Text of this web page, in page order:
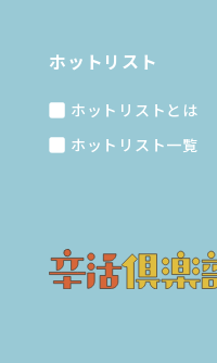
ホットリスト
ホットリストとは
ホットリスト一覧